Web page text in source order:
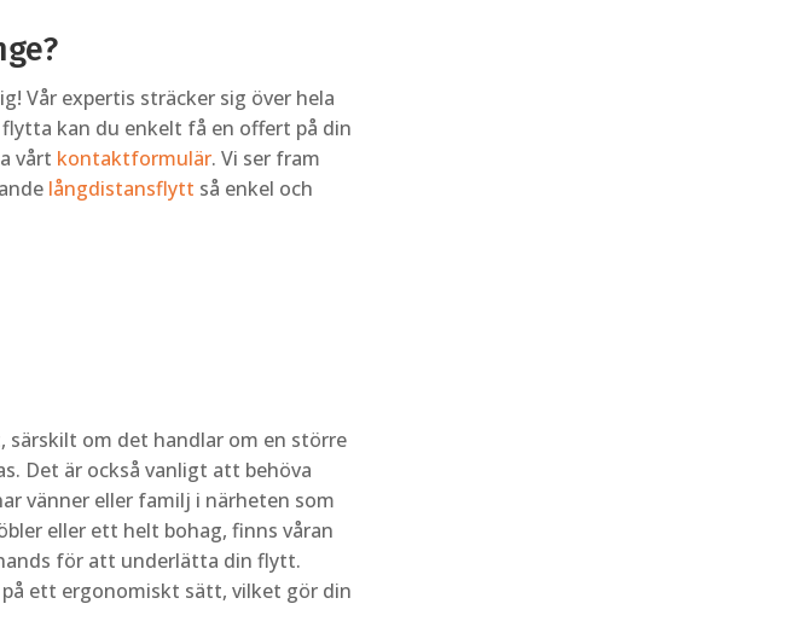
Vår expertis sträcker sig över hela
kan du enkelt få en offert på din
vårt kontaktformulär. Vi ser fram
långdistansflytt så enkel och
särskilt om det handlar om en större
Det är också vanligt att behöva
vänner eller familj i närheten som
eller ett helt bohag, finns våran
för att underlätta din flytt.
ett ergonomiskt sätt, vilket gör din